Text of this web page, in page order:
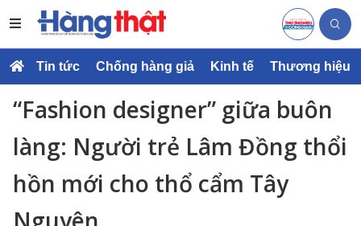
Tin tức Chống hàng giả Kinh tế Thương hiệu
“Fashion designer” giữa buôn
làng: Người trẻ Lâm Đồng thổi
hồn mới cho thổ cẩm Tây